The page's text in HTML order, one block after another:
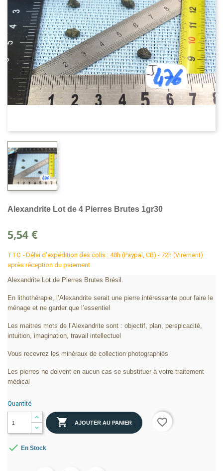
Alexandrite Lot de 4 Pierres Brutes 1gr30
5,54 €
TTC
Délai d'expédition des colis : 48h (Paypal, CB) - 72h (Virement)
après réception du paiement
Alexandrite Lot de Pierres Brutes Brésil.
En lithothérapie, l’Alexandrite serait une pierre intéressante pour faire le
ménage et ne garder que l’essentiel
Les maitres mots de l’Alexandrite sont : objectif, plan, perspicacité,
intuition, imagination, travail intellectuel
Vous recevrez les minéraux de collection photographiés
Les pierres ne doivent en aucun cas se substituer à votre traitement
médical
Quantité
 AJOUTER AU PANIER favorite_border
 En Stock